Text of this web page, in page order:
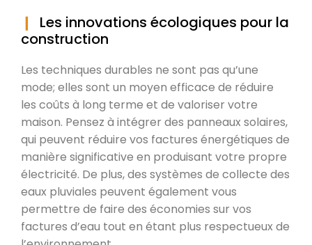
Les innovations écologiques pour la
construction
Les techniques durables ne sont pas qu’une
mode; elles sont un moyen efficace de réduire
les coûts à long terme et de valoriser votre
maison. Pensez à intégrer des panneaux solaires,
qui peuvent réduire vos factures énergétiques de
manière significative en produisant votre propre
électricité. De plus, des systèmes de collecte des
eaux pluviales peuvent également vous
permettre de faire des économies sur vos
factures d’eau tout en étant plus respectueux de